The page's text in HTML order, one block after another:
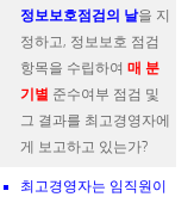
정보보호점검의 날을 지
정하고, 정보보호 점검
항목을 수립하여 매 분
기별 준수여부 점검 및
그 결과를 최고경영자에
게 보고하고 있는가?
최고경영자는 임직원이